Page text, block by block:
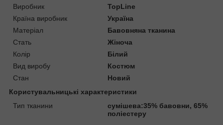
Виробник
TopLine
Країна виробник
Україна
Матеріал
Бавовняна тканина
Стать
Жіноча
Колір
Білий
Вид виробу
Костюм
Стан
Новий
Користувальницькі характеристики
Тип тканини
сумішева:35% бавовни, 65%
поліестеру